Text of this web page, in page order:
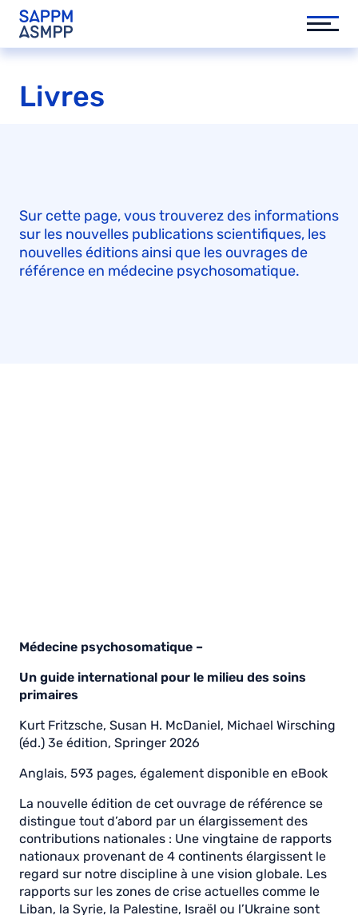
Livres
Sur cette page, vous trouverez des informations
sur les nouvelles publications scientifiques, les
nouvelles éditions ainsi que les ouvrages de
référence en médecine psychosomatique.
Médecine psychosomatique –
Un guide international pour le milieu des soins
primaires
Kurt Fritzsche, Susan H. McDaniel, Michael Wirsching
(éd.) 3e édition, Springer 2026
Anglais, 593 pages, également disponible en eBook
La nouvelle édition de cet ouvrage de référence se
distingue tout d’abord par un élargissement des
contributions nationales : Une vingtaine de rapports
nationaux provenant de 4 continents élargissent le
regard sur notre discipline à une vision globale. Les
rapports sur les zones de crise actuelles comme le
Liban, la Syrie, la Palestine, Israël ou l’Ukraine sont